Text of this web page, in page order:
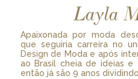
Layla
Apaixonada por moda
que seguiria carreira no
Design de Moda e após
ao Brasil cheia de ideias
então já são 9 anos